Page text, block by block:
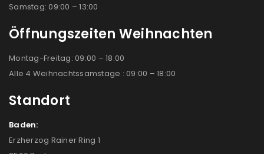
Samstag: 09:00 – 13:00
Öffnungszeiten Weihnachten
Montag-Freitag: 09:00 – 18:00
Alle 4 Weihnachtssamstage : 09:00 – 18:00
Standort
Baden:
Erzherzog Rainer Ring 1